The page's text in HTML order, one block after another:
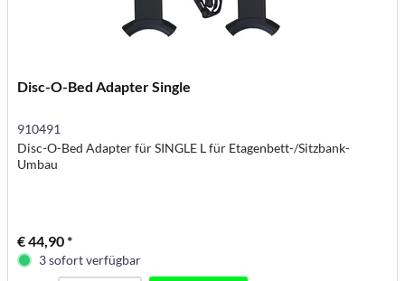
Disc-O-Bed Adapter Single
910491
Disc-O-Bed Adapter für SINGLE L für Etagenbett-/Sitzbank-
Umbau
€ 44,90 *
3 sofort verfügbar